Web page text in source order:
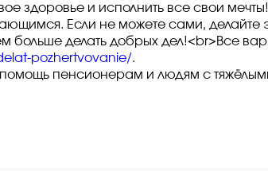
здоровье и исполнить все свои
Если не можете сами, делайте
больше делать добрых дел!<br>Все
pozhertvovanie/.
пенсионерам и людям с